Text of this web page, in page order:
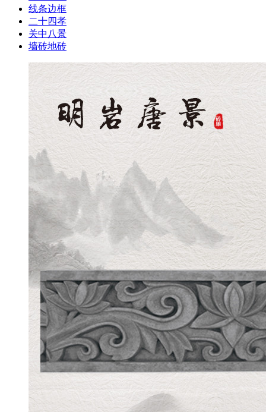
线条边框
二十四孝
关中八景
墙砖地砖